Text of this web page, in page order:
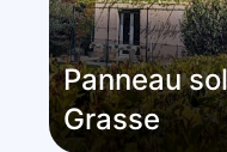
Panneau
Grasse